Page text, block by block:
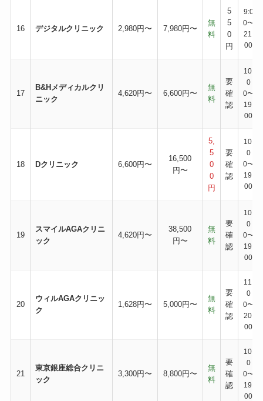
16 デジタルクリニック 2,980円〜 7,980円〜
無
料
5
5
0
円
9:0
0〜
21:
00
17
B&Hメディカルクリ
ニック
4,620円〜 6,600円〜
無
料
要
確
認
10:
0
0〜
19:
00
18 Dクリニック 6,600円〜
16,500
円〜
5,
5
0
0
円
要
確
認
10:
0
0〜
19:
00
19
スマイルAGAクリニ
ック
4,620円〜
38,500
円〜
無
料
要
確
認
10:
0
0〜
19:
00
20
ウィルAGAクリニッ
ク
1,628円〜 5,000円〜
無
料
要
確
認
11:
0
0〜
20:
00
21
東京銀座総合クリニ
ック
3,300円〜 8,800円〜
無
料
要
確
認
10:
0
0〜
19:
00